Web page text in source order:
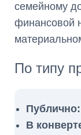
семейному
финансовой
По типу
Публично:
В